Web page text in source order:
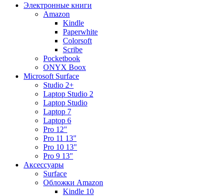
Электронные книги
Amazon
Kindle
Paperwhite
Colorsoft
Scribe
Pocketbook
ONYX Boox
Microsoft Surface
Studio 2+
Laptop Studio 2
Laptop Studio
Laptop 7
Laptop 6
Pro 12"
Pro 11 13"
Pro 10 13"
Pro 9 13"
Аксессуары
Surface
Обложки Amazon
Kindle 10